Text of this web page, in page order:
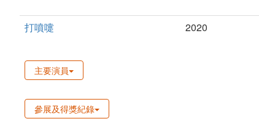
打噴嚏 2020
主要演員
參展及得獎紀錄